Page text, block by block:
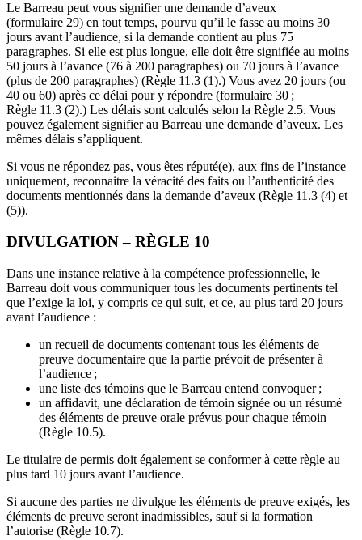
Le Barreau peut vous signifier une demande d’aveux
(formulaire 29) en tout temps, pourvu qu’il le fasse au moins 30
jours avant l’audience, si la demande contient au plus 75
paragraphes. Si elle est plus longue, elle doit être signifiée au moins
50 jours à l’avance (76 à 200 paragraphes) ou 70 jours à l’avance
(plus de 200 paragraphes) (Règle 11.3 (1).) Vous avez 20 jours (ou
40 ou 60) après ce délai pour y répondre (formulaire 30 ;
Règle 11.3 (2).) Les délais sont calculés selon la Règle 2.5. Vous
pouvez également signifier au Barreau une demande d’aveux. Les
mêmes délais s’appliquent.
Si vous ne répondez pas, vous êtes réputé(e), aux fins de l’instance
uniquement, reconnaitre la véracité des faits ou l’authenticité des
documents mentionnés dans la demande d’aveux (Règle 11.3 (4) et
(5)).
DIVULGATION – RÈGLE 10
Dans une instance relative à la compétence professionnelle, le
Barreau doit vous communiquer tous les documents pertinents tel
que l’exige la loi, y compris ce qui suit, et ce, au plus tard 20 jours
avant l’audience :
un recueil de documents contenant tous les éléments de
preuve documentaire que la partie prévoit de présenter à
l’audience ;
une liste des témoins que le Barreau entend convoquer ;
un affidavit, une déclaration de témoin signée ou un résumé
des éléments de preuve orale prévus pour chaque témoin
(Règle 10.5).
Le titulaire de permis doit également se conformer à cette règle au
plus tard 10 jours avant l’audience.
Si aucune des parties ne divulgue les éléments de preuve exigés, les
éléments de preuve seront inadmissibles, sauf si la formation
l’autorise (Règle 10.7).